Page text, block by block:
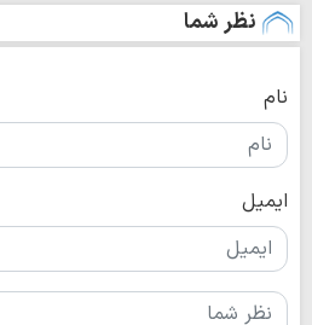
نظر شما
نام
ایمیل